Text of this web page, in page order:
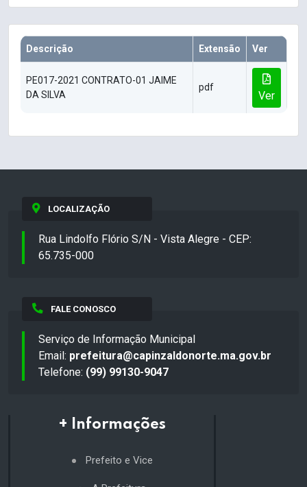
Descrição Extensão Ver
PE017-2021 CONTRATO-01 JAIME
DA SILVA
pdf
Ver
LOCALIZAÇÃO
Rua Lindolfo Flório S/N - Vista Alegre - CEP:
65.735-000
FALE CONOSCO
Serviço de Informação Municipal
Email: prefeitura@capinzaldonorte.ma.gov.br
Telefone: (99) 99130-9047
+ Informações
Prefeito e Vice